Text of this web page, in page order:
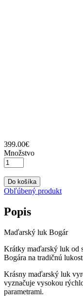
399.00€
Množstvo
Do košíka
Obľúbený produkt
Popis
Maďarský luk Bogár
Krátky maďarský luk od
Bogára na tradičnú
Krásny maďarský luk
vyznačuje vysokou
parametrami.